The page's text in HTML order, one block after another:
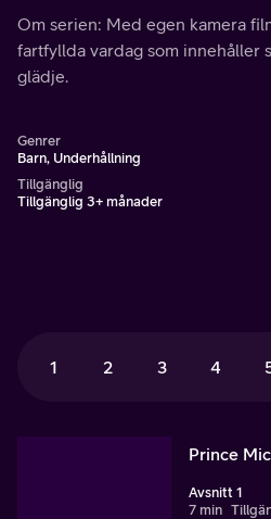
Om serien: Med egen kamera
fartfyllda vardag som innehåller
glädje.
Genrer
Barn, Underhållning
Tillgänglig
Tillgänglig 3+ månader
1 2 3 4
Prince
Avsnitt 1
7 min